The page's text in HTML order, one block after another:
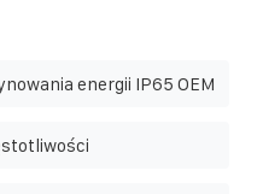
energii IP65 OEM